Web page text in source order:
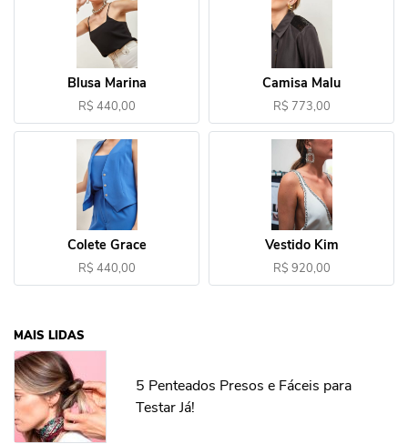
Blusa Marina
R$ 440,00
Camisa Malu
R$ 773,00
Colete Grace
R$ 440,00
Vestido Kim
R$ 920,00
MAIS LIDAS
5 Penteados Presos e Fáceis para
Testar Já!